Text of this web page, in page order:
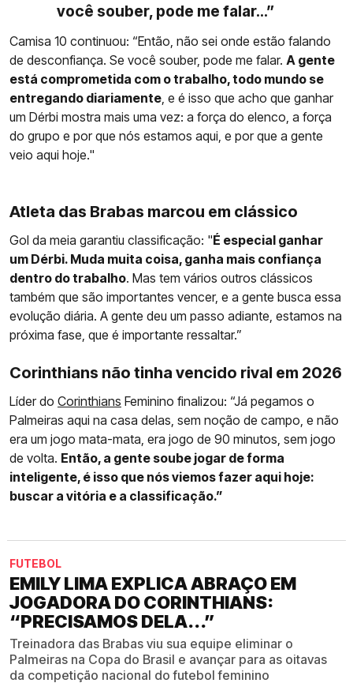
você souber, pode me falar...”
Camisa 10 continuou: “Então, não sei onde estão falando
de desconfiança. Se você souber, pode me falar. A gente
está comprometida com o trabalho, todo mundo se
entregando diariamente, e é isso que acho que ganhar
um Dérbi mostra mais uma vez: a força do elenco, a força
do grupo e por que nós estamos aqui, e por que a gente
veio aqui hoje."
Atleta das Brabas marcou em clássico
Gol da meia garantiu classificação: "É especial ganhar
um Dérbi. Muda muita coisa, ganha mais confiança
dentro do trabalho. Mas tem vários outros clássicos
também que são importantes vencer, e a gente busca essa
evolução diária. A gente deu um passo adiante, estamos na
próxima fase, que é importante ressaltar.”
Corinthians não tinha vencido rival em 2026
Líder do Corinthians Feminino finalizou: “Já pegamos o
Palmeiras aqui na casa delas, sem noção de campo, e não
era um jogo mata-mata, era jogo de 90 minutos, sem jogo
de volta. Então, a gente soube jogar de forma
inteligente, é isso que nós viemos fazer aqui hoje:
buscar a vitória e a classificação.”
FUTEBOL
EMILY LIMA EXPLICA ABRAÇO EM
JOGADORA DO CORINTHIANS:
“PRECISAMOS DELA...”
Treinadora das Brabas viu sua equipe eliminar o
Palmeiras na Copa do Brasil e avançar para as oitavas
da competição nacional do futebol feminino